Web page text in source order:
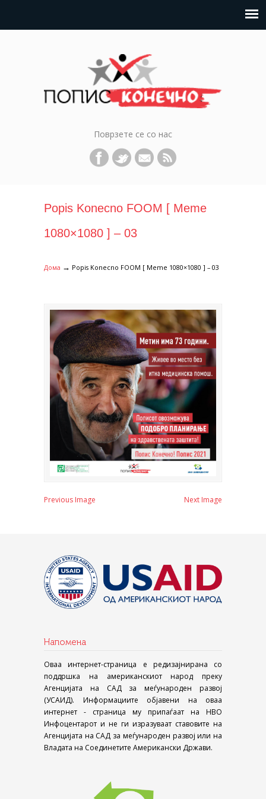
Поврзете се со нас
Popis Konecno FOOM [ Meme
1080×1080 ] – 03
Дома → Popis Konecno FOOM [ Meme 1080×1080 ] – 03
Previous Image Next Image
Напомена
Оваа интернет-страница е редизајнирана со
поддршка на американскиот народ преку
Агенцијата на САД за меѓународен развој
(УСАИД). Информациите објавени на оваа
интернет - страница му припаѓаат на НВО
Инфоцентарот и не ги изразуваат ставовите на
Агенцијата на САД за меѓународен развој или на
Владата на Соединетите Американски Држави.